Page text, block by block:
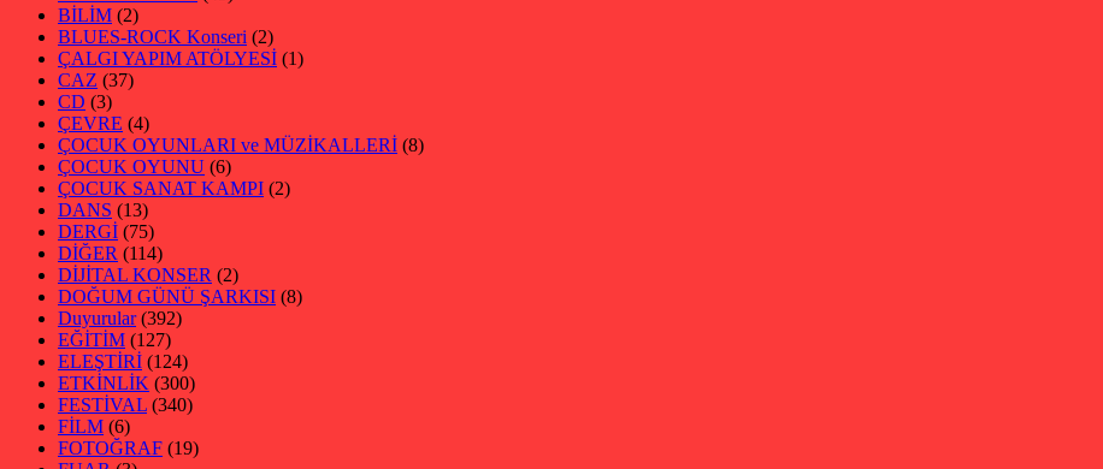
BİLİM (2)
BLUES-ROCK Konseri (2)
ÇALGI YAPIM ATÖLYESİ (1)
CAZ (37)
CD (3)
ÇEVRE (4)
ÇOCUK OYUNLARI ve MÜZİKALLERİ (8)
ÇOCUK OYUNU (6)
ÇOCUK SANAT KAMPI (2)
DANS (13)
DERGİ (75)
DİĞER (114)
DİJİTAL KONSER (2)
DOĞUM GÜNÜ ŞARKISI (8)
Duyurular(392)
EĞİTİM (127)
ELEŞTİRİ (124)
ETKİNLİK (300)
FESTİVAL (340)
FİLM (6)
FOTOĞRAF (19)